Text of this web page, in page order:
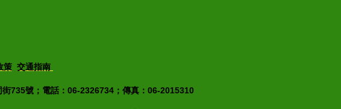
策 交通指南
735號；電話：06-2326734；傳真：06-2015310